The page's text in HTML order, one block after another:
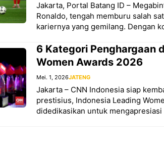
Jakarta, Portal Batang ID –
Ronaldo, tengah memburu salah
kariernya yang gemilang. Dengan
6 Kategori Penghargaan
Women Awards 2026
Mei. 1, 2026JATENG
Jakarta – CNN Indonesia siap
prestisius, Indonesia Leading
didedikasikan untuk